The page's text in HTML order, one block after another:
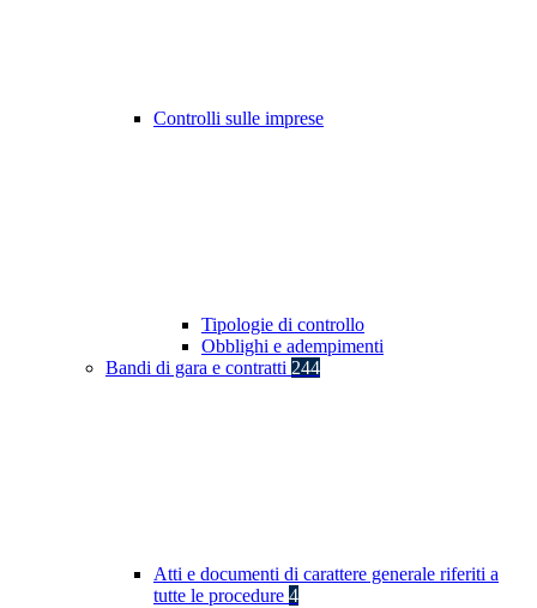
Controlli sulle imprese
Tipologie di controllo
Obblighi e adempimenti
Bandi di gara e contratti 244
Atti e documenti di carattere generale riferiti a
tutte le procedure 4